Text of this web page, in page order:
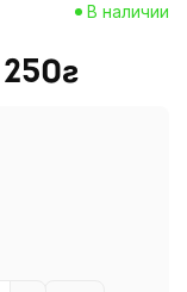
В наличии